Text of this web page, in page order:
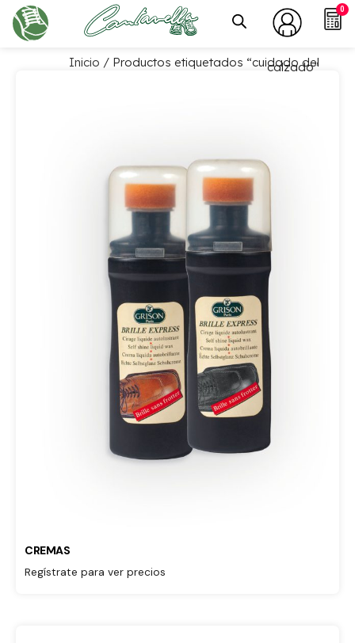
0
Inicio / Productos etiquetados “cuidado del
calzado”
CREMAS
Regístrate para ver precios